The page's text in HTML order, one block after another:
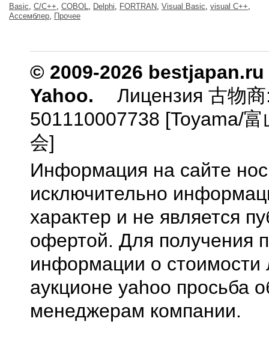
Basic, C/C++, COBOL, Delphi, FORTRAN, Visual Basic, visual C++,
Ассемблер, Прочее
© 2009-2026
Yahoo.
Лицензия 古物
501110007738 [Toyama/
会]
Информация на сайте
исключительно
характер и не является
офертой. Для получения
информации о стоимости
аукционе yahoo просьба
менеджерам компании.